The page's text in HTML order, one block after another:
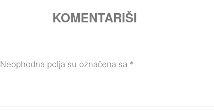
KOMENTARIŠI
Neophodna polja su označena sa *